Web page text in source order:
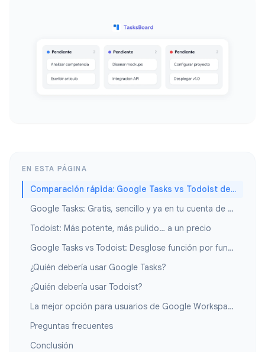
EN ESTA PÁGINA
Comparación rápida: Google Tasks vs Todoist de un vistazo
Google Tasks: Gratis, sencillo y ya en tu cuenta de Google
Todoist: Más potente, más pulido… a un precio
Google Tasks vs Todoist: Desglose función por función
¿Quién debería usar Google Tasks?
¿Quién debería usar Todoist?
La mejor opción para usuarios de Google Workspace: Google Tasks + TasksBoard
Preguntas frecuentes
Conclusión